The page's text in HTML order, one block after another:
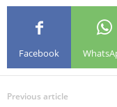
Facebook
Previous article